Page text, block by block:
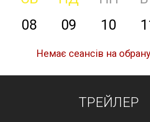
08
09 10
Немає сеансів на
ТРЕЙЛЕР